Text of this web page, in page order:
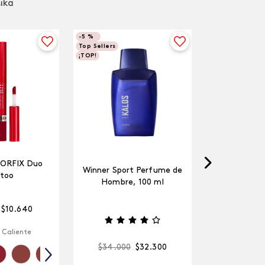
Duo
$10 .640
Caliente
-5 %
Top Sellers
¡TOP!
Winner Sport Perfume de
Hombre, 100 ml
$34.000 $32 .300